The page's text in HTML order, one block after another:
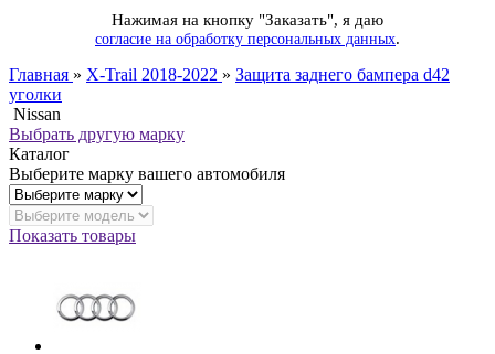
Нажимая на кнопку "Заказать", я даю
согласие на обработку персональных данных.
Главная » X-Trail 2018-2022 » Защита заднего бампера d42
уголки
Nissan
Выбрать другую марку
Каталог
Выберите марку вашего автомобиля
Показать товары